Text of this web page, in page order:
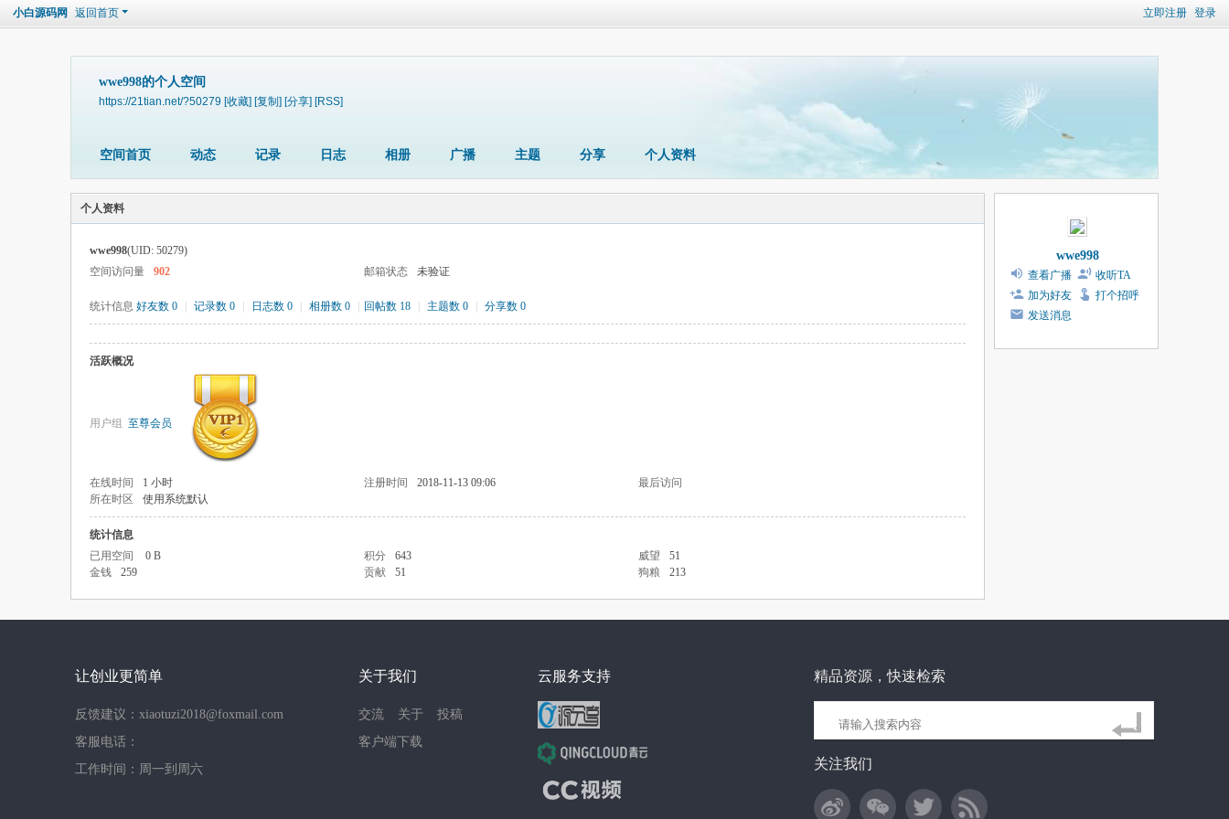
立即注册 登录
小白源码网 返回首页
wwe998的个人空间
https://21tian.net/?50279 [收藏] [复制] [分享] [RSS]
空间首页 动态 记录 日志 相册 广播 主题 分享 个人资料
个人资料
wwe998(UID: 50279)
空间访问量
902 邮箱状态 未验证
统计信息 好友数 0 记录数 0 日志数 0 相册数 0 回帖数 18 主题数 0 分享数 0
活跃概况
用户组 至尊会员
在线时间 1 小时 注册时间 2018-11-13 09:06
最后访问
所在时区
使用系统默认
统计信息
已用空间
0 B 积分 643 威望
51
金钱
259 贡献 51 狗粮 213
wwe998
查看广播
收听TA
加为好友
打个招呼
发送消息
让创业更简单
反馈建议：xiaotuzi2018@foxmail.com
客服电话：
工作时间：周一到周六
关于我们
交流 关于
投稿
客户端下载
云服务支持 精品资源，快速检索
关注我们